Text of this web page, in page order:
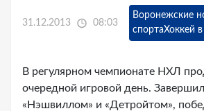
31.12.2013 08:03
Воронежские
спортаХоккей
В регулярном чемпионате НХЛ
очередной игровой день.
«Нэшвиллом» и «Детройтом»,